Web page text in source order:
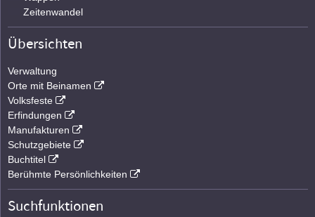
Zeitenwandel
Übersichten
Verwaltung
Orte mit Beinamen
Volksfeste
Erfindungen
Manufakturen
Schutzgebiete
Buchtitel
Berühmte Persönlichkeiten
Suchfunktionen